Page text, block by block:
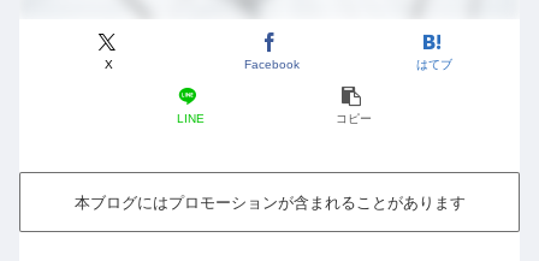
X Facebook はてブ
LINE コピー
本ブログにはプロモーションが含まれることがあります